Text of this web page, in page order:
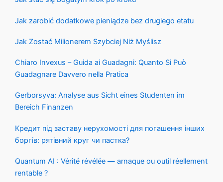
Jak zarobić dodatkowe pieniądze bez drugiego etatu
Jak Zostać Milionerem Szybciej Niż Myślisz
Chiaro Invexus – Guida ai Guadagni: Quanto Si Può
Guadagnare Davvero nella Pratica
Gerborsyva: Analyse aus Sicht eines Studenten im
Bereich Finanzen
Кредит під заставу нерухомості для погашення інших
боргів: рятівний круг чи пастка?
Quantum AI : Vérité révélée — arnaque ou outil réellement
rentable ?